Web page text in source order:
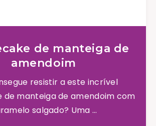
de manteiga de
amendoim
resistir a este incrível
de manteiga de amendoim com
salgado? Uma ...